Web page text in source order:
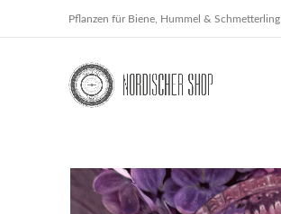
Pflanzen für Biene, Hummel & Schmetterling